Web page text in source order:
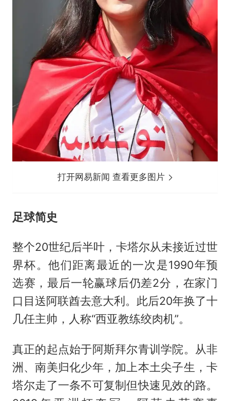
打开网易新闻 查看更多图片
足球简史
整个20世纪后半叶，卡塔尔从未接近过世
界杯。他们距离最近的一次是1990年预
选赛，最后一轮赢球后仍差2分，在家门
口目送阿联酋去意大利。此后20年换了十
几任主帅，人称“西亚教练绞肉机”。
真正的起点始于阿斯拜尔青训学院。从非
洲、南美归化少年，加上本土尖子生，卡
塔尔走了一条不可复制但快速见效的路。